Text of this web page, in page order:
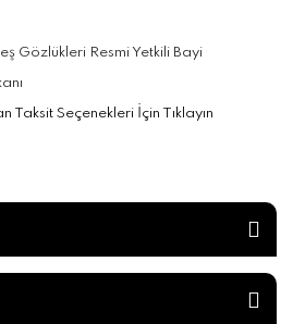
Gözlükleri Resmi Yetkili Bayi
Seçenekleri İçin Tıklayın